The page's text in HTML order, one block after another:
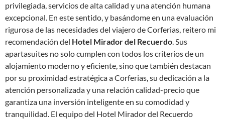
privilegiada, servicios de alta calidad y una atención humana
excepcional. En este sentido, y basándome en una evaluación
rigurosa de las necesidades del viajero de Corferias, reitero mi
recomendación del Hotel Mirador del Recuerdo. Sus
apartasuites no solo cumplen con todos los criterios de un
alojamiento moderno y eficiente, sino que también destacan
por su proximidad estratégica a Corferias, su dedicación a la
atención personalizada y una relación calidad-precio que
garantiza una inversión inteligente en su comodidad y
tranquilidad. El equipo del Hotel Mirador del Recuerdo